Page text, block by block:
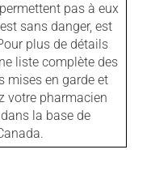
pas à eux
sans danger, est
plus de détails
liste complète des
mises en garde et
votre pharmacien
la base de